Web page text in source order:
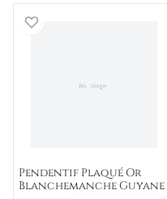
Pendentif
Pendentif Plaqué Or
Blanchemanche Guyane